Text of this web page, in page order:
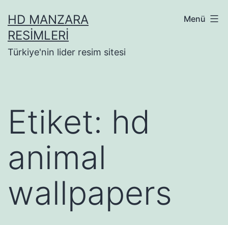
geçHD MANZARA
RESIMLERI
Türkiye'nin lider resim sitesi
Menü
Etiket: hd
animal
wallpapers